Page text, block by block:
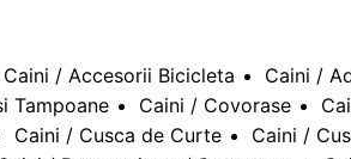
Caini / Accesorii Bicicleta Caini /
Tampoane Caini / Covorase
Caini / Cusca de Curte Caini /